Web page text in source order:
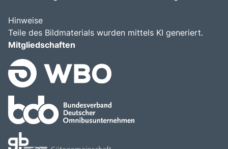
Hinweise
Teile des Bildmaterials wurden mittels KI generiert.
Mitgliedschaften